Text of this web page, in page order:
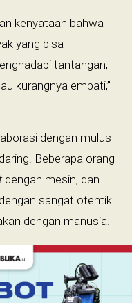
kenyataan bahwa
yang bisa
tantangan,
kurangnya empati,”
dengan mulus
Beberapa orang
dengan mesin, dan
sangat otentik
dengan manusia.